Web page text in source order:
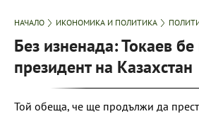
НАЧАЛО ИКОНОМИКА И ПОЛИТИКА
Без изненада: Токаев
президент на Казахстан
Той обеща, че ще продължи да